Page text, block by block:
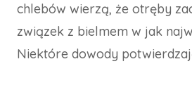
chlebów wierzą, że otręby
związek z bielmem w jak
Niektóre dowody